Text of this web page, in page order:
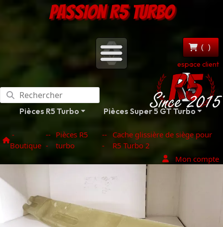
PASSION R5 TURBO
()
espace client
Pièces R5 Turbo Pièces Super 5 GT Turbo
-
Boutique
--
-
Pièces R5
turbo
--
-
Cache glissière de siège pour
R5 Turbo 2
Mon compte